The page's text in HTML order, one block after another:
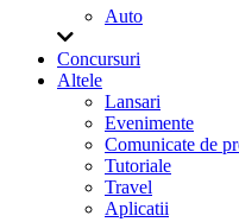
Auto
Concursuri
Altele
Lansari
Evenimente
Comunicate de
Tutoriale
Travel
Aplicatii